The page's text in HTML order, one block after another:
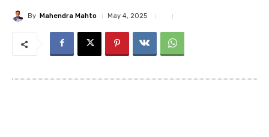
By Mahendra Mahto May 4, 2025